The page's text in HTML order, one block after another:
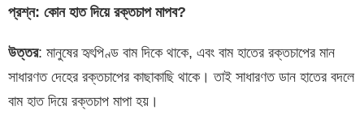
প্রশ্ন: কোন হাত দিয়ে রক্তচাপ মাপব?
উত্তর: মানুষের হৃৎপিণ্ড বাম দিকে থাকে, এবং বাম হাতের রক্তচাপের মান
সাধারণত দেহের রক্তচাপের কাছাকাছি থাকে। তাই সাধারণত ডান হাতের বদলে
বাম হাত দিয়ে রক্তচাপ মাপা হয়।